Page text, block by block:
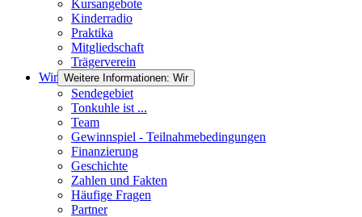
Kursangebote
Kinderradio
Praktika
Mitgliedschaft
Trägerverein
Wir Weitere Informationen: Wir
Sendegebiet
Tonkuhle ist ...
Team
Gewinnspiel - Teilnahmebedingungen
Finanzierung
Geschichte
Zahlen und Fakten
Häufige Fragen
Partner